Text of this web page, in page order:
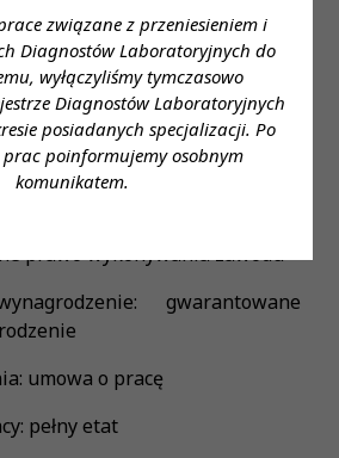
związane z przeniesieniem i
Diagnostów Laboratoryjnych do
wyłączyliśmy tymczasowo
Diagnostów Laboratoryjnych
posiadanych specjalizacji. Po
poinformujemy osobnym
komunikatem.
na wybraną ofertę
form/
Kraków, ulica Ujastek 3;
prawo wykonywania zawodu
gwarantowane
umowa o pracę
pełny etat